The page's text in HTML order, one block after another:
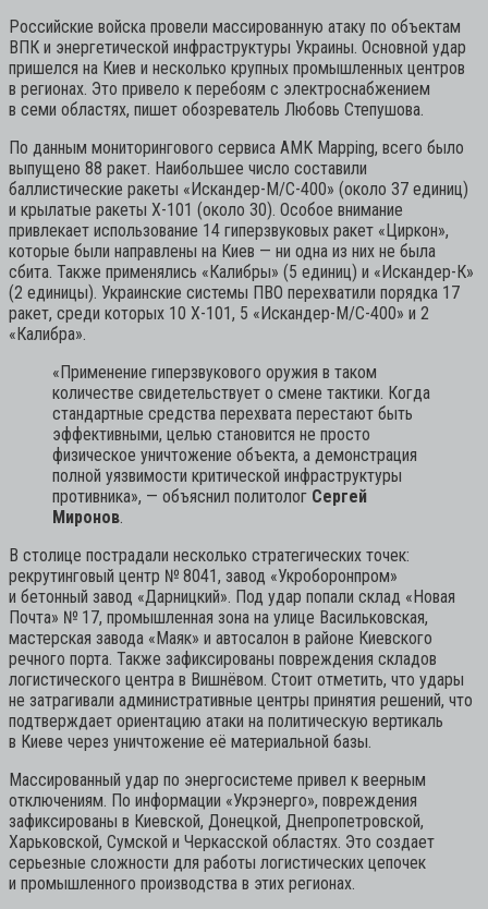
Российские войска провели массированную атаку по объектам
ВПК и энергетической инфраструктуры Украины. Основной удар
пришелся на Киев и несколько крупных промышленных центров
в регионах. Это привело к перебоям с электроснабжением
в семи областях, пишет обозреватель Любовь Степушова.
По данным мониторингового сервиса AMK Mapping, всего было
выпущено 88 ракет. Наибольшее число составили
баллистические ракеты «Искандер-М/С-400» (около 37 единиц)
и крылатые ракеты Х-101 (около 30). Особое внимание
привлекает использование 14 гиперзвуковых ракет «Циркон»,
которые были направлены на Киев — ни одна из них не была
сбита. Также применялись «Калибры» (5 единиц) и «Искандер-К»
(2 единицы). Украинские системы ПВО перехватили порядка 17
ракет, среди которых 10 Х-101, 5 «Искандер-М/С-400» и 2
«Калибра».
«Применение гиперзвукового оружия в таком
количестве свидетельствует о смене тактики. Когда
стандартные средства перехвата перестают быть
эффективными, целью становится не просто
физическое уничтожение объекта, а демонстрация
полной уязвимости критической инфраструктуры
противника», — объяснил политолог Сергей
Миронов.
В столице пострадали несколько стратегических точек:
рекрутинговый центр № 8041, завод «Укроборонпром»
и бетонный завод «Дарницкий». Под удар попали склад «Новая
Почта» № 17, промышленная зона на улице Васильковская,
мастерская завода «Маяк» и автосалон в районе Киевского
речного порта. Также зафиксированы повреждения складов
логистического центра в Вишнёвом. Стоит отметить, что удары
не затрагивали административные центры принятия решений, что
подтверждает ориентацию атаки на политическую вертикаль
в Киеве через уничтожение её материальной базы.
Массированный удар по энергосистеме привел к веерным
отключениям. По информации «Укрэнерго», повреждения
зафиксированы в Киевской, Донецкой, Днепропетровской,
Харьковской, Сумской и Черкасской областях. Это создает
серьезные сложности для работы логистических цепочек
и промышленного производства в этих регионах.